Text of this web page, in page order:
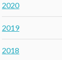
2020
2019
2018